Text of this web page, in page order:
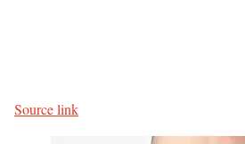
i
Source link